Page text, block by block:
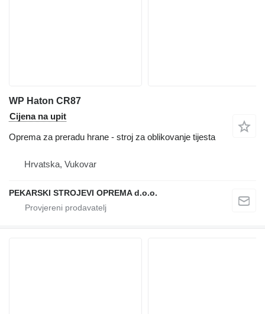
WP Haton CR87
Cijena na upit
Oprema za preradu hrane - stroj za oblikovanje tijesta
Hrvatska, Vukovar
PEKARSKI STROJEVI OPREMA d.o.o.